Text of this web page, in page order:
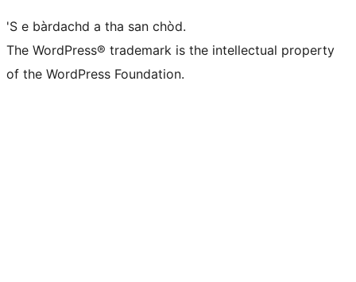
'S e bàrdachd a tha san chòd.
The WordPress® trademark is the intellectual property
of the WordPress Foundation.